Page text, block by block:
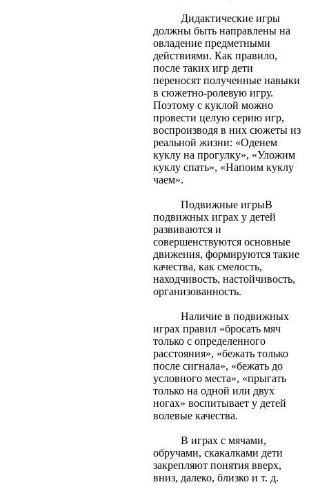
Дидактические игры
должны быть направлены на
овладение предметными
действиями. Как правило,
после таких игр дети
переносят полученные навыки
в сюжетно-ролевую игру.
Поэтому с куклой можно
провести целую серию игр,
воспроизводя в них сюжеты из
реальной жизни: «Оденем
куклу на прогулку», «Уложим
куклу спать», «Напоим куклу
чаем».
Подвижные игрыВ
подвижных играх у детей
развиваются и
совершенствуются основные
движения, формируются такие
качества, как смелость,
находчивость, настойчивость,
организованность.
Наличие в подвижных
играх правил «бросать мяч
только с определенного
расстояния», «бежать только
после сигнала», «бежать до
условного места», «прыгать
только на одной или двух
ногах» воспитывает у детей
волевые качества.
В играх с мячами,
обручами, скакалками дети
закрепляют понятия вверх,
вниз, далеко, близко и т. д.